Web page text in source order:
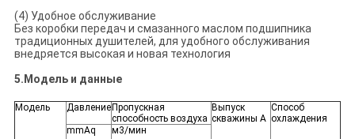
(4) Удобное обслуживание
Без коробки передач и смазанного маслом подшипника
традиционных душителей, для удобного обслуживания
внедряется высокая и новая технология
5.Модель и данные
Модель ДавлениеПропускная
способность воздуха
Выпуск
скважины А
Способ
охлаждения
mmAq
м3/мин